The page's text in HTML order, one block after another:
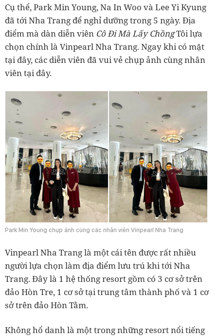
Cụ thể, Park Min Young, Na In Woo và Lee Yi Kyung
đã tới Nha Trang để nghỉ dưỡng trong 5 ngày. Địa
điểm mà dàn diễn viên Cô Đi Mà Lấy ChồngTôi lựa
chọn chính là Vinpearl Nha Trang. Ngay khi có mặt
tại đây, các diễn viên đã vui vẻ chụp ảnh cùng nhân
viên tại đây.
Park Min Young chụp ảnh cùng các nhân viên Vinpearl Nha Trang
Vinpearl Nha Trang là một cái tên được rất nhiều
người lựa chọn làm địa điểm lưu trú khi tới Nha
Trang. Đây là 1 hệ thống resort gồm có 3 cơ sở trên
đảo Hòn Tre, 1 cơ sở tại trung tâm thành phố và 1 cơ
sở trên đảo Hòn Tằm.
Không hổ danh là một trong những resort nổi tiếng